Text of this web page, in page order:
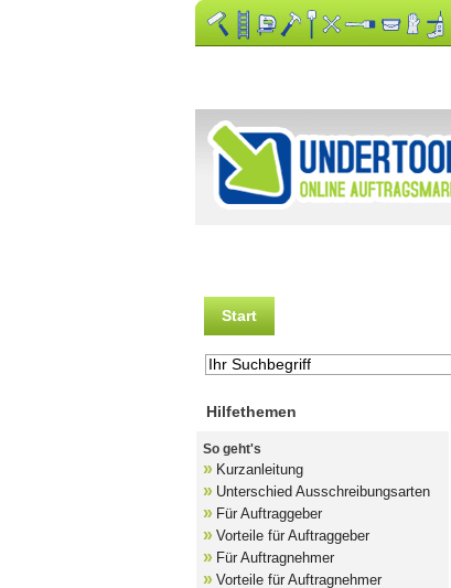
Start
Hilfethemen
So geht's
» Kurzanleitung
» Unterschied Ausschreibungsarten
» Für Auftraggeber
» Vorteile für Auftraggeber
» Für Auftragnehmer
» Vorteile für Auftragnehmer